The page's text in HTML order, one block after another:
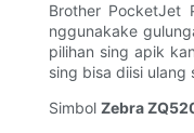
Brother PocketJet
nggunakake
pilihan sing apik
sing bisa diisi
Simbol Zebra